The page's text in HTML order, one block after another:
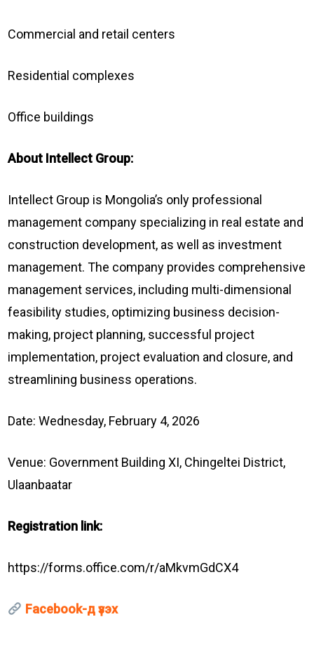
Commercial and retail centers
Residential complexes
Office buildings
About Intellect Group:
Intellect Group is Mongolia’s only professional
management company specializing in real estate and
construction development, as well as investment
management. The company provides comprehensive
management services, including multi-dimensional
feasibility studies, optimizing business decision-
making, project planning, successful project
implementation, project evaluation and closure, and
streamlining business operations.
Date: Wednesday, February 4, 2026
Venue: Government Building XI, Chingeltei District,
Ulaanbaatar
Registration link:
https://forms.office.com/r/aMkvmGdCX4
Facebook-д үзэх